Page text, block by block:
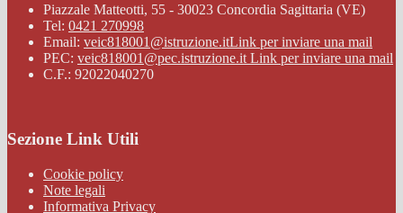
Piazzale Matteotti, 55 - 30023 Concordia Sagittaria (VE)
Tel: 0421 270998
Email: veic818001@istruzione.itLink per inviare una mail
PEC: veic818001@pec.istruzione.it Link per inviare una mail
C.F.: 92022040270
Sezione Link Utili
Cookie policy
Note legali
Informativa Privacy